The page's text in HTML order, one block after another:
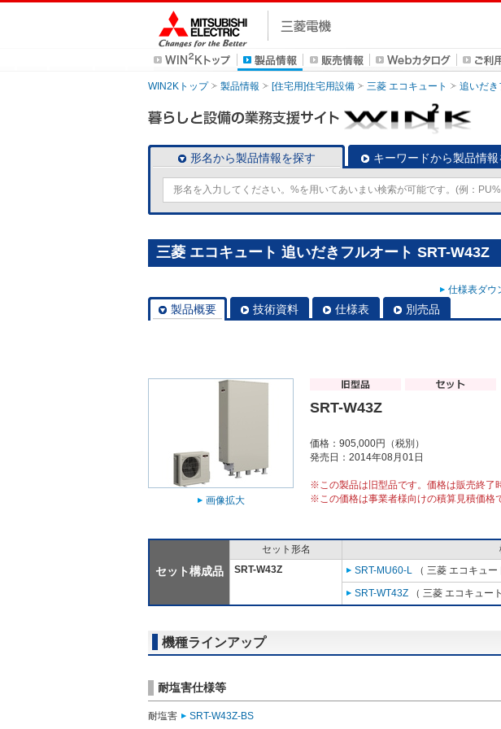
WIN2Kトップ 製品情報 [住宅用]住宅用設備 三菱 エコキュート 追いだき
形名から製品情報を探す キーワードから製品情報
三菱 エコキュート 追いだきフルオート SRT-W43Z
仕様表ダウ
製品概要 技術資料 仕様表 別売品
画像拡大
SRT-W43Z
価格：905,000円（税別）
発売日：2014年08月01日
※この製品は旧型品です。価格は販売終了
※この価格は事業者様向けの積算見積価格
セット構成品
セット形名
SRT-W43Z
SRT-MU60-L （ 三菱 エコキュー
SRT-WT43Z （ 三菱 エコキュー
機種ラインアップ
耐塩害仕様等
耐塩害 SRT-W43Z-BS